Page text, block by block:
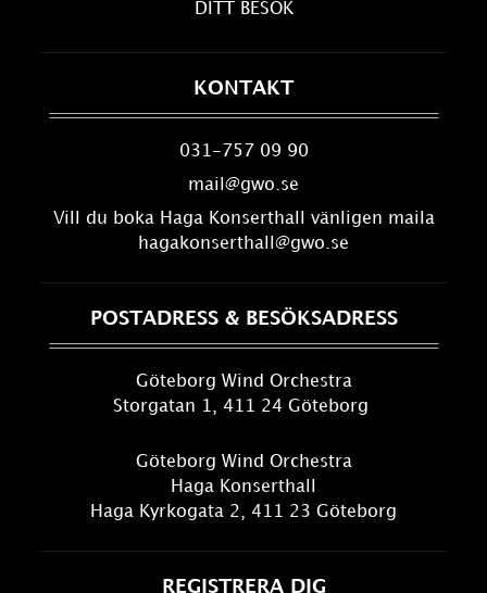
DITT BESÖK
KONTAKT
031-757 09 90
mail@gwo.se
Vill du boka Haga Konserthall vänligen maila
hagakonserthall@gwo.se
POSTADRESS & BESÖKSADRESS
Göteborg Wind Orchestra
Storgatan 1, 411 24 Göteborg
Göteborg Wind Orchestra
Haga Konserthall
Haga Kyrkogata 2, 411 23 Göteborg
REGISTRERA DIG